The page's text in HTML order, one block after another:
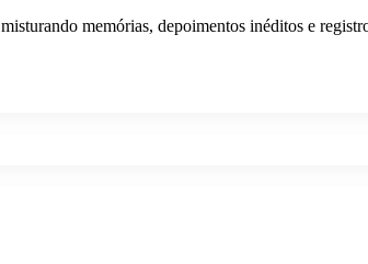
memórias, depoimentos inéditos e